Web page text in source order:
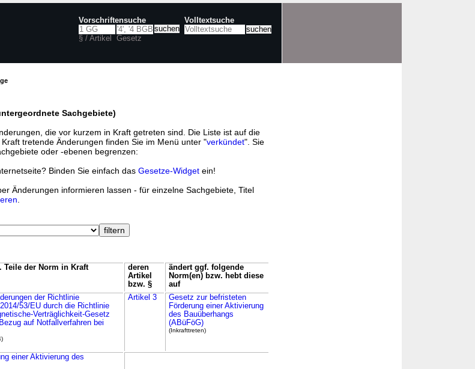
Vorschriftensuche
§ / Artikel Gesetz
Volltextsuche
Sachgebiete)
die vor kurzem in Kraft getreten sind. Die Liste ist auf die
tretende Änderungen finden Sie im Menü unter "verkündet". Sie
oder -ebenen begrenzen:
Binden Sie einfach das Gesetze-Widget ein!
Änderungen informieren lassen - für einzelne Sachgebiete, Titel
Teile der Norm in Kraft
deren
Artikel
bzw. §
ändert ggf. folgende
Norm(en) bzw. hebt diese
auf
der Richtlinie
53/EU durch die Richtlinie
Verträg­lichkeit-Gesetz
auf Notfall­verfahren bei
Artikel 3
Gesetz zur befristeten
Förderung einer Aktivierung
des Bauüberhangs
(ABüFöG)
(Inkrafttreten)
einer Aktivierung des